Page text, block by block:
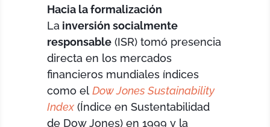
Hacia la formalización
La inversión socialmente
responsable (ISR) tomó presencia
directa en los mercados
financieros mundiales índices
como elDow Jones Sustainability
Index (Índice en Sustentabilidad
de Dow Jones) en 1999 y la